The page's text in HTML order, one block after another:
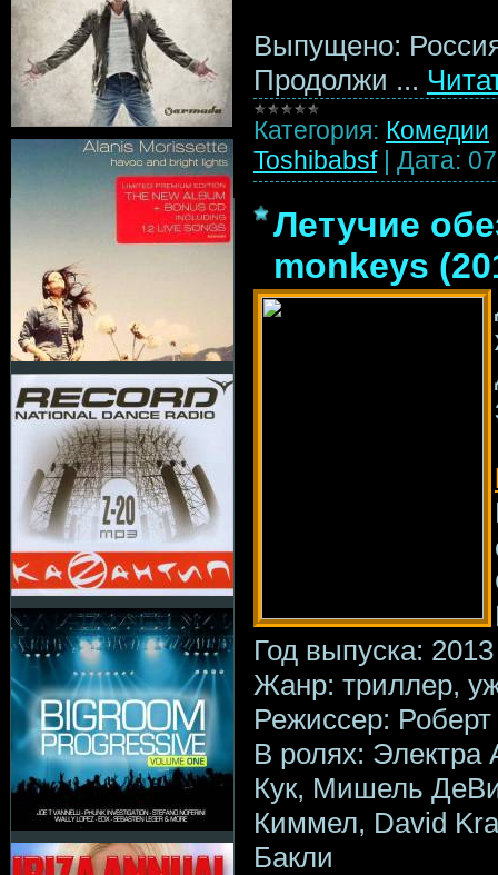
Выпущено:
Продолжи ...
Категория: Комедии
Toshibabsf | Дата:
Летучие
monkeys
Год выпуска: 2013
Жанр: триллер,
Режиссер:
В ролях:
Кук, Мишель
Киммел, David
Бакли